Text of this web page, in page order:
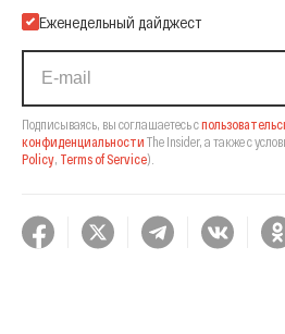
Еженедельный дайджест
Подписываясь, вы соглашаетесь с
конфиденциальности The Insider, а также с
Policy, Terms of Service).